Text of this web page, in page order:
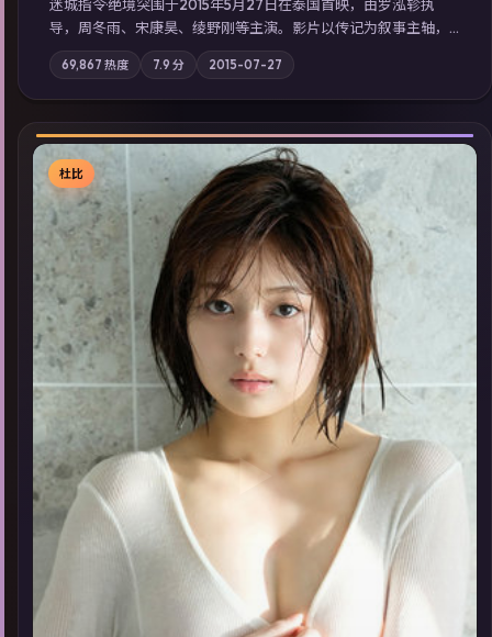
迷城指令·绝境突围于2015年5月27日在泰国首映，由罗泓轸执
导，周冬雨、宋康昊、绫野刚等主演。影片以传记为叙事主轴，
记忆碎片重组后，主角发现自己从未活过“真实”的一天；摄影与
配乐强化地域气质；站内亦可通过「国产免费观看高清电视剧在
线看」延展检索同类型高分佳作，畅享高清在线追剧体验。
69,867 热度 7.9 分 2015-07-27
▶
杜比